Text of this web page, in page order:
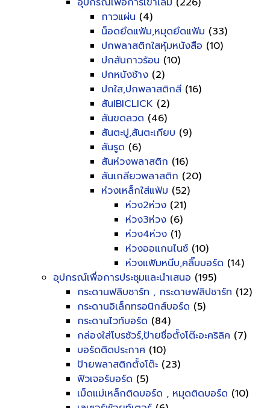
กาวแผ่น (4)
น็อดยึดแฟ้ม,หมุดยึดแฟ้ม (33)
ปกพลาสติกใสหุ้มหนังสือ (10)
ปกสันกาวร้อน (10)
ปกหนังช้าง (2)
ปกใส,ปกพลาสติกสี (16)
สันIBICLICK (2)
สันขดลวด (46)
สันตะปู,สันตะเกียบ (9)
สันรูด (6)
สันห่วงพลาสติก (16)
สันเกลียวพลาสติก (20)
ห่วงเหล็กใส่แฟ้ม (52)
ห่วง2ห่วง (21)
ห่วง3ห่วง (6)
ห่วง4ห่วง (1)
ห่วงออแกนไนซ์ (10)
ห่วงแฟ้มหนีบ,คลิ๊บบอร์ด (14)
อุปกรณ์เพื่อการประชุมและนำเสนอ (195)
กระดานฟลิบชาร์ท , กระดาษฟลิปชาร์ท (12)
กระดานอิเล็กทรอนิกส์บอร์ด (5)
กระดานไวท์บอร์ด (84)
กล่องใส่โบรชัวร์,ป้ายชื่อตั้งโต๊ะอะคริลิค (7)
บอร์ดติดประกาศ (10)
ป้ายพลาสติกตั้งโต๊ะ (23)
ฟิวเจอร์บอร์ด (5)
เม็ดแม่เหล็กติดบอร์ด , หมุดติดบอร์ด (10)